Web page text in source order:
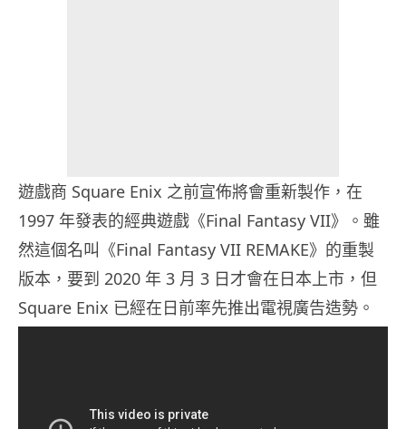
遊戲商 Square Enix 之前宣佈將會重新製作，在
1997 年發表的經典遊戲《Final Fantasy VII》。雖
然這個名叫《Final Fantasy VII REMAKE》的重製
版本，要到 2020 年 3 月 3 日才會在日本上市，但
Square Enix 已經在日前率先推出電視廣告造勢。